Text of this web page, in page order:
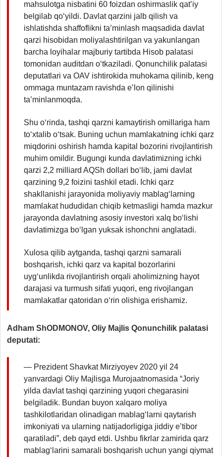
mahsulotga nisbatini 60 foizdan oshirmaslik qat’iy
belgilab qo‘yildi. Davlat qarzini jalb qilish va
ishlatishda shaffoflikni ta’minlash maqsadida davlat
qarzi hisobidan moliyalashtirilgan va yakunlangan
barcha loyihalar majburiy tartibda Hisob palatasi
tomonidan auditdan o‘tkaziladi. Qonunchilik palatasi
deputatlari va OAV ishtirokida muhokama qilinib, keng
ommaga muntazam ravishda e’lon qilinishi
ta’minlanmoqda.
Shu o‘rinda, tashqi qarzni kamaytirish omillariga ham
to‘xtalib o‘tsak. Buning uchun mamlakatning ichki qarz
miqdorini oshirish hamda kapital bozorini rivojlantirish
muhim omildir. Bugungi kunda davlatimizning ichki
qarzi 2,2 milliard AQSh dollari bo‘lib, jami davlat
qarzining 9,2 foizini tashkil etadi. Ichki qarz
shakllanishi jarayonida moliyaviy mablag‘larning
mamlakat hududidan chiqib ketmasligi hamda mazkur
jarayonda davlatning asosiy investori xalq bo‘lishi
davlatimizga bo‘lgan yuksak ishonchni anglatadi.
Xulosa qilib aytganda, tashqi qarzni samarali
boshqarish, ichki qarz va kapital bozorlarini
uyg‘unlikda rivojlantirish orqali aholimizning hayot
darajasi va turmush sifati yuqori, eng rivojlangan
mamlakatlar qatoridan o‘rin olishiga erishamiz.
Adham ShODMONOV, Oliy Majlis Qonunchilik palatasi
deputati:
— Prezident Shavkat Mirziyoyev 2020 yil 24
yanvardagi Oliy Majlisga Murojaatnomasida “Joriy
yilda davlat tashqi qarzining yuqori chegarasini
belgiladik. Bundan buyon xalqaro moliya
tashkilotlaridan olinadigan mablag‘larni qaytarish
imkoniyati va ularning natijadorligiga jiddiy e’tibor
qaratiladi”, deb qayd etdi. Ushbu fikrlar zamirida qarz
mablag‘larini samarali boshqarish uchun yangi qiymat